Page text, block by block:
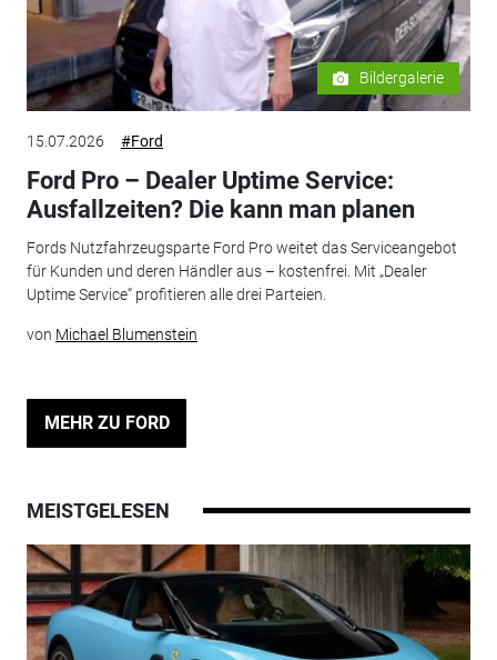
Bildergalerie
15.07.2026 #Ford
Ford Pro – Dealer Uptime Service:
Ausfallzeiten? Die kann man planen
Fords Nutzfahrzeugsparte Ford Pro weitet das Serviceangebot
für Kunden und deren Händler aus – kostenfrei. Mit „Dealer
Uptime Service“ profitieren alle drei Parteien.
von Michael Blumenstein
MEHR ZU FORD
MEISTGELESEN